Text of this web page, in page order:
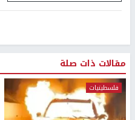
مقالات ذات صلة
فلسطينيات